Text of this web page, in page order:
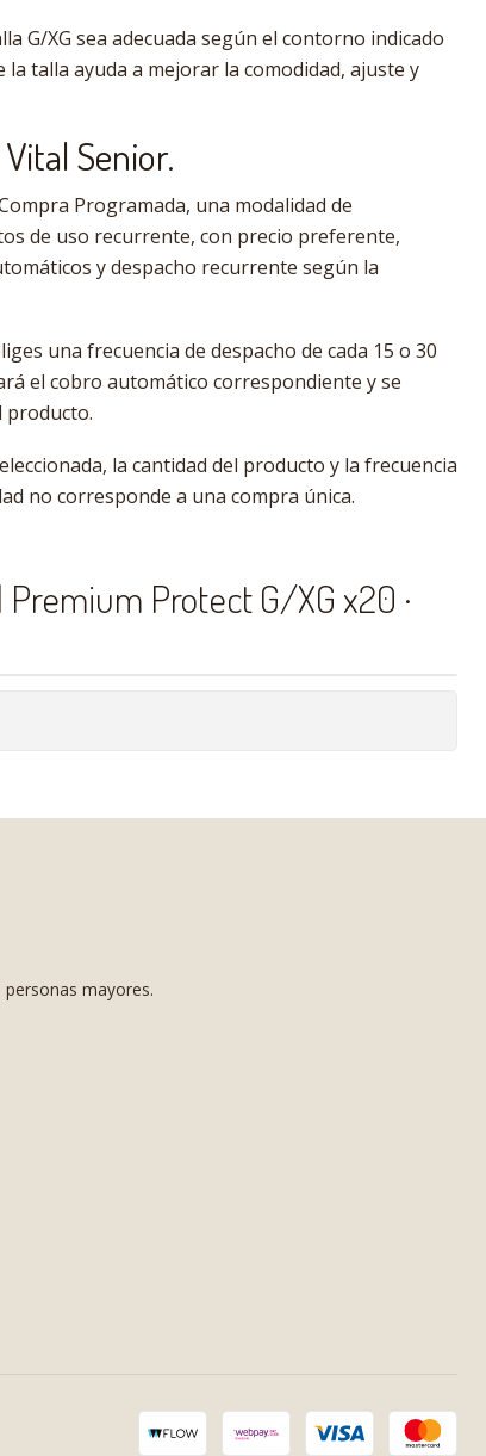
G/XG sea adecuada según el contorno indicado
talla ayuda a mejorar la comodidad, ajuste y
Senior.
Programada, una modalidad de
de uso recurrente, con precio preferente,
y despacho recurrente según la
una frecuencia de despacho de cada 15 o 30
el cobro automático correspondiente y se
producto.
la cantidad del producto y la frecuencia
no corresponde a una compra única.
Protect G/XG x20 ·
mayores.